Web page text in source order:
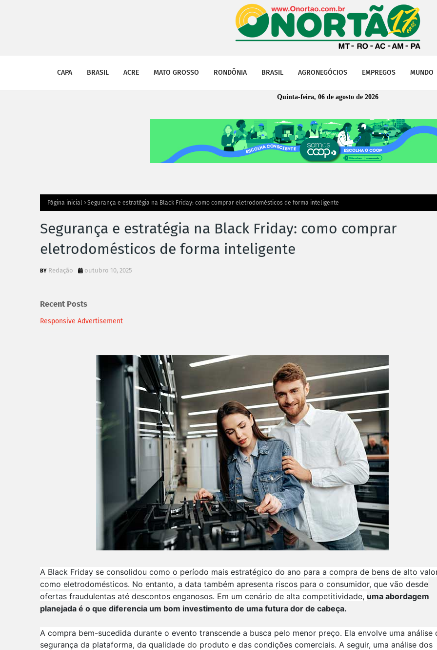
CAPA BRASIL ACRE MATO GROSSO RONDÔNIA BRASIL AGRONEGÓCIOS EMPREGOS MUNDO
Quinta-feira, 06 de agosto de 2026
Página inicial Segurança e estratégia na Black Friday: como comprar eletrodomésticos de forma inteligente
Segurança e estratégia na Black Friday: como comprar
eletrodomésticos de forma inteligente
Redação outubro 10, 2025
Recent Posts
Responsive Advertisement
A Black Friday se consolidou como o período mais estratégico do ano para a compra de bens de alto
como eletrodomésticos. No entanto, a data também apresenta riscos para o consumidor, que vão desde
ofertas fraudulentas até descontos enganosos. Em um cenário de alta competitividade, uma abordagem
planejada é o que diferencia um bom investimento de uma futura dor de cabeça.
A compra bem-sucedida durante o evento transcende a busca pelo menor preço. Ela envolve uma análise
segurança da plataforma, da qualidade do produto e das condições comerciais. A seguir, uma análise dos